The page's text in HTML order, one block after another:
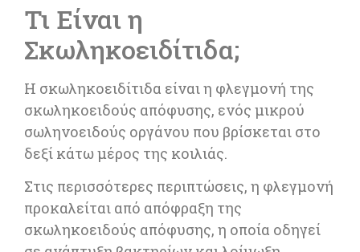
Τι Είναι η
Σκωληκοειδίτιδα;
Η σκωληκοειδίτιδα είναι η φλεγμονή της
σκωληκοειδούς απόφυσης, ενός μικρού
σωληνοειδούς οργάνου που βρίσκεται στο
δεξί κάτω μέρος της κοιλιάς.
Στις περισσότερες περιπτώσεις, η φλεγμονή
προκαλείται από απόφραξη της
σκωληκοειδούς απόφυσης, η οποία οδηγεί